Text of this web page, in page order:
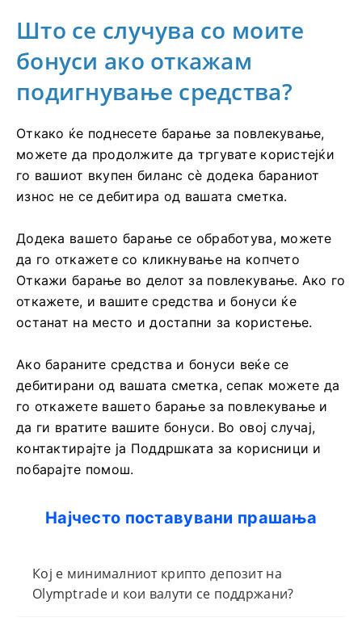
Што се случува со моите
бонуси ако откажам
подигнување средства?
Откако ќе поднесете барање за повлекување,
можете да продолжите да тргувате користејќи
го вашиот вкупен биланс сè додека бараниот
износ не се дебитира од вашата сметка.
Додека вашето барање се обработува, можете
да го откажете со кликнување на копчето
Откажи барање во делот за повлекување. Ако го
откажете, и вашите средства и бонуси ќе
останат на место и достапни за користење.
Ако бараните средства и бонуси веќе се
дебитирани од вашата сметка, сепак можете да
го откажете вашето барање за повлекување и
да ги вратите вашите бонуси. Во овој случај,
контактирајте ја Поддршката за корисници и
побарајте помош.
Најчесто поставувани прашања
Кој е минималниот крипто депозит на
Olymptrade и кои валути се поддржани?